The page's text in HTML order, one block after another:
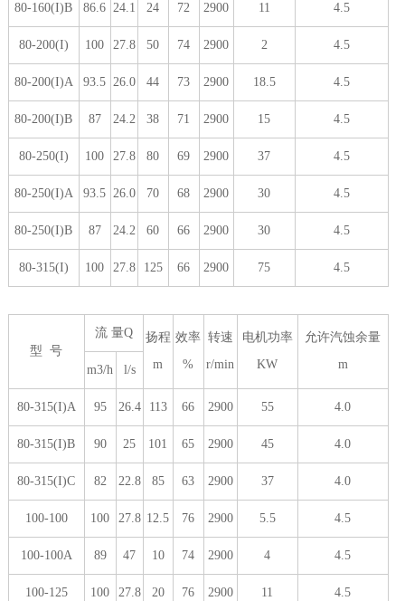
80-160(I)B 86.6 24.1 24 72 2900 11 4.5
80-200(I) 100 27.8 50 74 2900 2 4.5
80-200(I)A 93.5 26.0 44 73 2900 18.5 4.5
80-200(I)B 87 24.2 38 71 2900 15 4.5
80-250(I) 100 27.8 80 69 2900 37 4.5
80-250(I)A 93.5 26.0 70 68 2900 30 4.5
80-250(I)B 87 24.2 60 66 2900 30 4.5
80-315(I) 100 27.8 125 66 2900 75 4.5
型 号
流 量Q
扬程
m
效率
%
转速
r/min
电机功率
KW
允许汽蚀余量
m
m3/h l/s
80-315(I)A 95 26.4 113 66 2900 55 4.0
80-315(I)B 90 25 101 65 2900 45 4.0
80-315(I)C 82 22.8 85 63 2900 37 4.0
100-100 100 27.8 12.5 76 2900 5.5 4.5
100-100A 89 47 10 74 2900 4 4.5
100-125 100 27.8 20 76 2900 11 4.5